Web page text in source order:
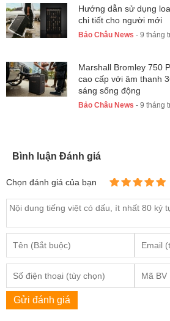
Hướng dẫn sử dụng
chi tiết cho người mới
Bảo Châu News - 9 tháng
Marshall Bromley 750
cao cấp với âm thanh
sáng sống động
Bảo Châu News - 9 tháng
Bình luận Đánh giá
Chọn đánh giá của bạn
Gửi đánh giá